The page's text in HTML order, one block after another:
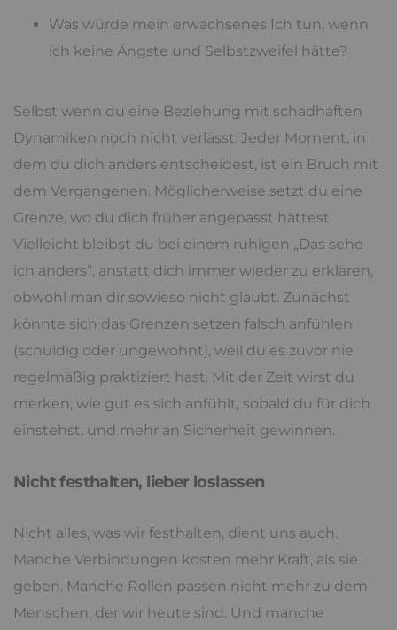
Was würde mein erwachsenes Ich tun, wenn
ich keine Ängste und Selbstzweifel hätte?
Selbst wenn du eine Beziehung mit schadhaften
Dynamiken noch nicht verlässt: Jeder Moment, in
dem du dich anders entscheidest, ist ein Bruch mit
dem Vergangenen. Möglicherweise setzt du eine
Grenze, wo du dich früher angepasst hättest.
Vielleicht bleibst du bei einem ruhigen „Das sehe
ich anders“, anstatt dich immer wieder zu erklären,
obwohl man dir sowieso nicht glaubt. Zunächst
könnte sich das Grenzen setzen falsch anfühlen
(schuldig oder ungewohnt), weil du es zuvor nie
regelmäßig praktiziert hast. Mit der Zeit wirst du
merken, wie gut es sich anfühlt, sobald du für dich
einstehst, und mehr an Sicherheit gewinnen.
Nicht festhalten, lieber loslassen
Nicht alles, was wir festhalten, dient uns auch.
Manche Verbindungen kosten mehr Kraft, als sie
geben. Manche Rollen passen nicht mehr zu dem
Menschen, der wir heute sind. Und manche